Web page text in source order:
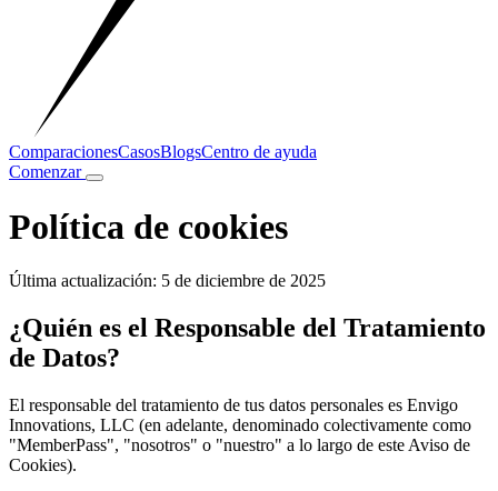
ComparacionesCasosBlogsCentro de ayuda
Comenzar
Política de cookies
Última actualización: 5 de diciembre de 2025
¿Quién es el Responsable del Tratamiento
de Datos?
El responsable del tratamiento de tus datos personales es Envigo
Innovations, LLC (en adelante, denominado colectivamente como
"MemberPass", "nosotros" o "nuestro" a lo largo de este Aviso de
Cookies).